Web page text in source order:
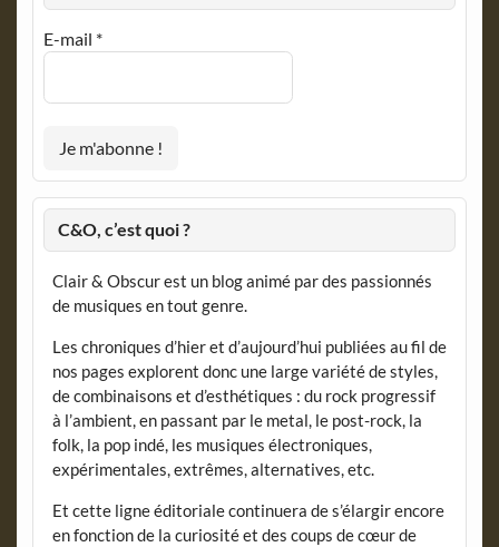
E-mail *
C&O, c’est quoi ?
Clair & Obscur est un blog animé par des passionnés
de musiques en tout genre.
Les chroniques d’hier et d’aujourd’hui publiées au fil de
nos pages explorent donc une large variété de styles,
de combinaisons et d’esthétiques : du rock progressif
à l’ambient, en passant par le metal, le post-rock, la
folk, la pop indé, les musiques électroniques,
expérimentales, extrêmes, alternatives, etc.
Et cette ligne éditoriale continuera de s’élargir encore
en fonction de la curiosité et des coups de cœur de